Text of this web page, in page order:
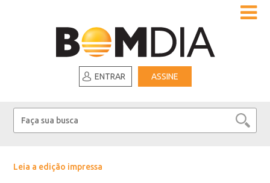
ENTRAR ASSINE
Leia a edição impressa